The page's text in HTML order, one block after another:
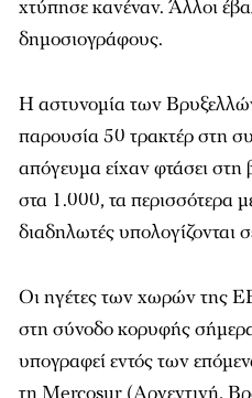
χτύπησε κανέναν. Άλλοι
δημοσιογράφους.
Η αστυνομία των
παρουσία 50 τρακτέρ στη
απόγευμα είχαν φτάσει
στα 1.000, τα περισσότερα
διαδηλωτές υπολογίζονται
Οι ηγέτες των χωρών της
στη σύνοδο κορυφής
υπογραφεί εντός των